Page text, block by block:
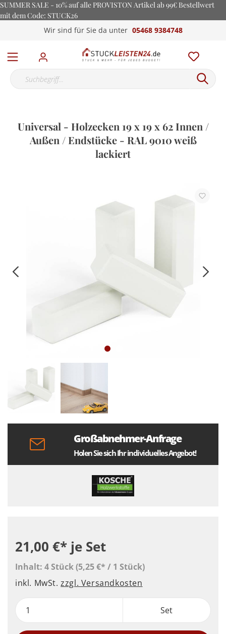
SUMMER SALE - 10% auf alle PROVISTON Artikel ab 99€ Bestellwert
mit dem Code: STUCK26
Wir sind für Sie da unter 05468 9384748
Universal - Holzecken 19 x 19 x 62 Innen /
Außen / Endstücke - RAL 9010 weiß
lackiert
Großabnehmer-Anfrage
Holen Sie sich Ihr individuelles Angebot!
21,00 €* je Set
Inhalt: 4 Stück(5,25 €* / 1 Stück)
inkl. MwSt.zzgl. Versandkosten
Set